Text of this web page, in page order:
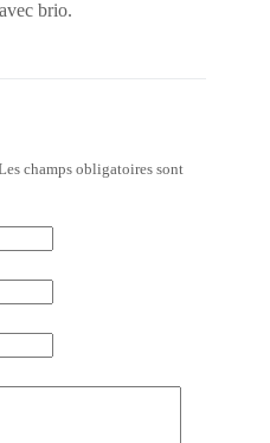
brio.
champs obligatoires sont